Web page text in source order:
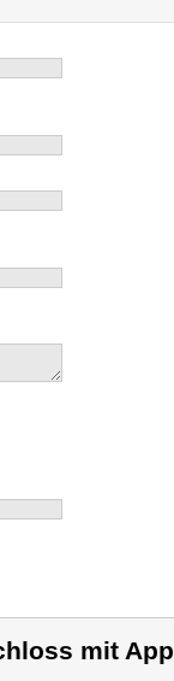
mit App